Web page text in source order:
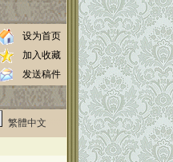
设为首页
加入收藏
发送稿件
繁體中文